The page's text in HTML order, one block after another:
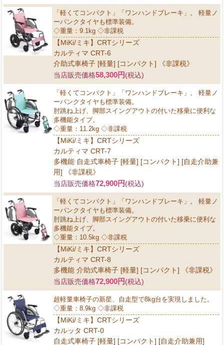
「軽くてコンパクト」「ワンハンドブレーキ」。 軽量ノ
ーパンクタイヤも標準装備。
◇重量：9.1kg ◇非課税
【MiKi/ミキ】CRTシリーズ
カルティマ CRT-6
介助式車椅子 [軽量] [コンパクト] 《非課税》
当店販売価格58,300円(税込)
「軽くてコンパクト」「ワンハンドブレーキ」。 軽量ノ
ーパンクタイヤも標準装備。
肘跳ね上げ、脚部スイングアウトの付いた移乗に便利な
多機能タイプ。
◇重量：11.2kg ◇非課税
【MiKi/ミキ】CRTシリーズ
カルティマ CRT-7
多機能 自走式車椅子 [軽量] [コンパクト] [自走介助兼
用] 《非課税》
当店販売価格72,900円(税込)
「軽くてコンパクト」「ワンハンドブレーキ」。 軽量ノ
ーパンクタイヤも標準装備。
肘跳ね上げ、脚部スイングアウトの付いた移乗に便利な
多機能タイプ。
◇重量：10.5kg ◇非課税
【MiKi/ミキ】CRTシリーズ
カルティマ CRT-8
多機能 介助式車椅子 [軽量] [コンパクト] 《非課税》
当店販売価格72,900円(税込)
超軽量車椅子の新星、自走型で8kg台を実現しました。
◇重量：8.9kg ◇非課税
【MiKi/ミキ】CRTシリーズ
カルッタ CRT-0
自走式車椅子 [軽量] [コンパクト] [自走介助兼用]